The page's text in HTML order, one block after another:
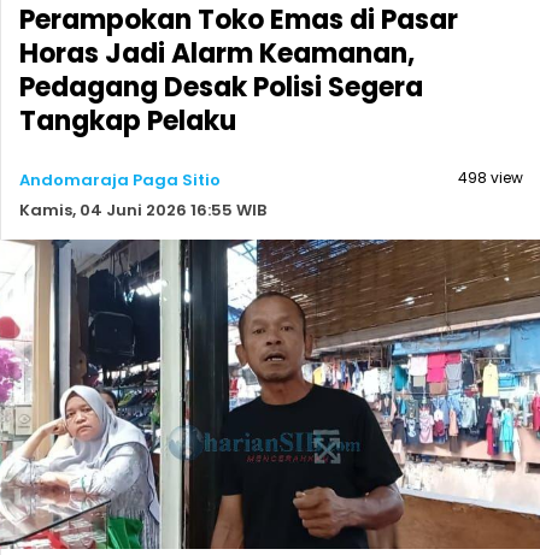
Perampokan Toko Emas di Pasar
Horas Jadi Alarm Keamanan,
Pedagang Desak Polisi Segera
Tangkap Pelaku
Andomaraja Paga Sitio
Kamis, 04 Juni 2026 16:55 WIB
498 view